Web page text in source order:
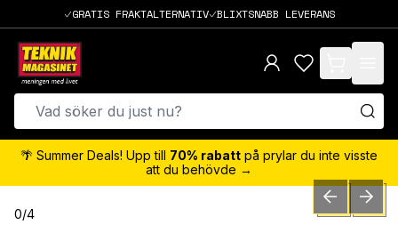
GRATIS FRAKTALTERNATIV BLIXTSNABB LEVERANS
items in cart,
🌴 Summer Deals! Upp till 70% rabatt på prylar du inte visste
att du behövde →
0/4 PREVIOUSNEXT